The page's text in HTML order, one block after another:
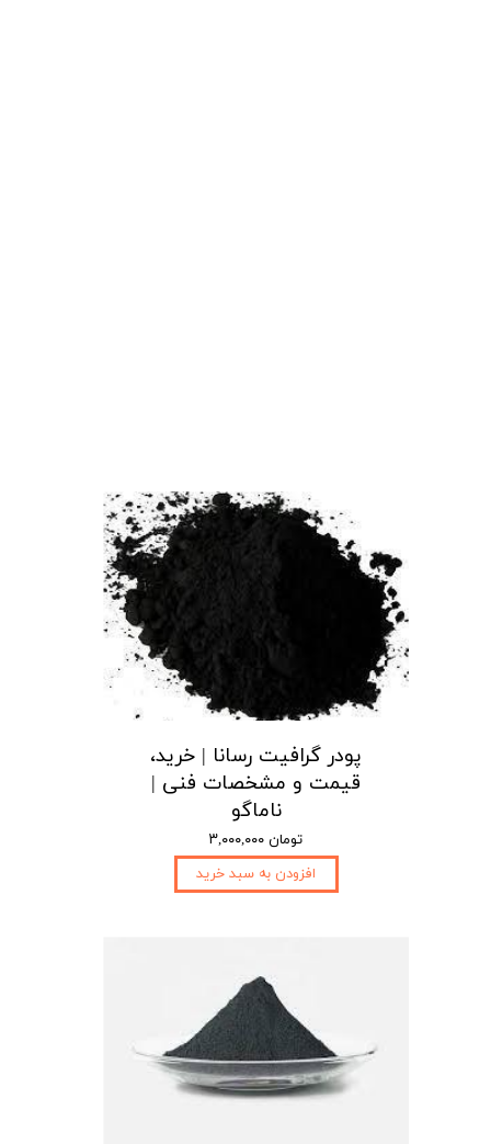
پودر گرافیت رسانا | خرید،
قیمت و مشخصات فنی |
ناماگو
۳,۰۰۰,۰۰۰ تومان
افزودن به سبد خرید